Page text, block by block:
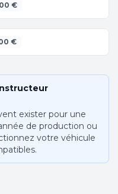
€
€
exister pour une
de production ou
votre véhicule